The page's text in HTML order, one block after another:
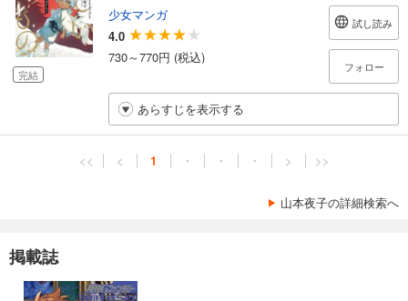
完結
少女マンガ
4.0
730～770円 (税込)
試し読み
フォロー
あらすじを表示する
<< < 1 ・ ・ ・ > >>
山本夜子の詳細検索へ
掲載誌